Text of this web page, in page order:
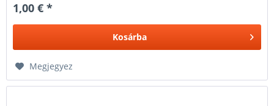
1,00 € *
Kosárba
Megjegyez